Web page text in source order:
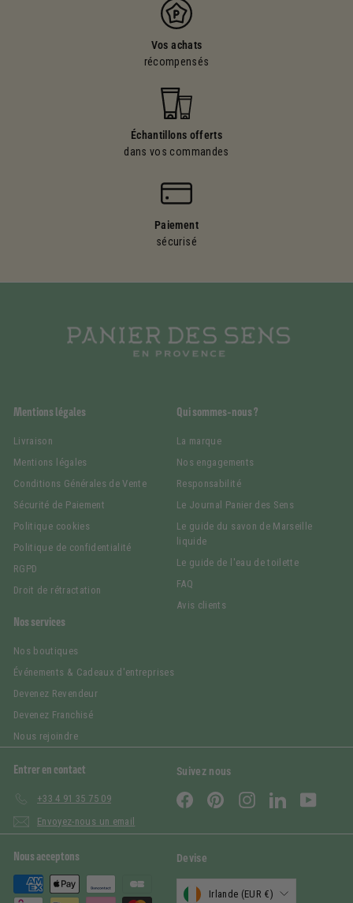
Vos achats
récompensés
Échantillons offerts
dans vos commandes
Paiement
sécurisé
Mentions légales
Livraison
Mentions légales
Conditions Générales de Vente
Sécurité de Paiement
Politique cookies
Politique de confidentialité
RGPD
Droit de rétractation
Qui sommes-nous ?
La marque
Nos engagements
Responsabilité
Le Journal Panier des Sens
Le guide du savon de Marseille
liquide
Le guide de l'eau de toilette
FAQ
Avis clients
Nos services
Nos boutiques
Événements & Cadeaux d'entreprises
Devenez Revendeur
Devenez Franchisé
Nous rejoindre
Entrer en contact
+33 4 91 35 75 09
Envoyez-nous un email
Suivez nous
FacebookPinterestInstagramLinkedIn
Nous acceptons Devise
Irlande (EUR €)